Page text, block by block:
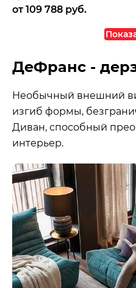
от 8 160 руб.
ширина
60 см
глубина
50 см
толщина
10 см
Выбрать ткань и цвет
от 109 788 руб.
ДеФранс -
Необычный внешний
изгиб формы,
Диван, способный
интерьер.